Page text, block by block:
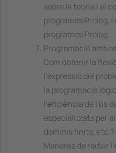
sobre la teoria i el
programes Prolog,
programes Prolog.
Programació amb
Com obtenir la
l'expressió del
la programació
l'eficiència de l'ús
especialitzats per
dominis finits, etc.?
Maneres de reduir